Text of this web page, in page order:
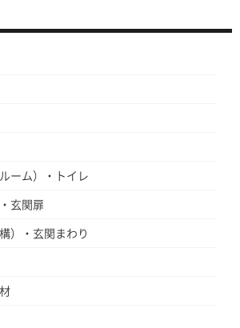
ーム）・トイレ
玄関扉
）・玄関まわり